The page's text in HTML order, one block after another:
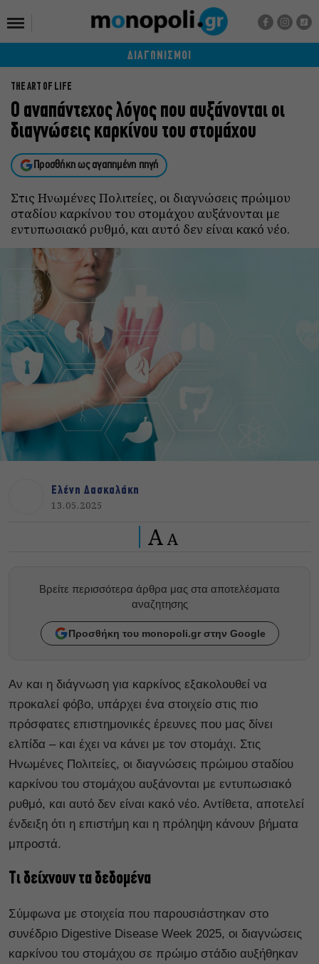
ΔΙΑΓΩΝΙΣΜΟΙ
THE ART OF LIFE
Ο αναπάντεχος λόγος που αυξάνονται οι
διαγνώσεις καρκίνου του στομάχου
Προσθήκη ως αγαπημένη πηγή
Στις Ηνωμένες Πολιτείες, οι διαγνώσεις πρώιμου
σταδίου καρκίνου του στομάχου αυξάνονται με
εντυπωσιακό ρυθμό, και αυτό δεν είναι κακό νέο.
Ελένη Δασκαλάκη
13.05.2025
A A
Βρείτε περισσότερα άρθρα μας στα αποτελέσματα
αναζητησης
Προσθήκη του monopoli.gr στην Google
Αν και η διάγνωση για καρκίνος εξακολουθεί να
προκαλεί φόβο, υπάρχει ένα στοιχείο στις πιο
πρόσφατες επιστημονικές έρευνες που μας δίνει
ελπίδα – και έχει να κάνει με τον στομάχι. Στις
Ηνωμένες Πολιτείες, οι διαγνώσεις πρώιμου σταδίου
καρκίνου του στομάχου αυξάνονται με εντυπωσιακό
ρυθμό, και αυτό δεν είναι κακό νέο. Αντίθετα, αποτελεί
ένδειξη ότι η επιστήμη και η πρόληψη κάνουν βήματα
μπροστά.
Τι δείχνουν τα δεδομένα
Σύμφωνα με στοιχεία που παρουσιάστηκαν στο
συνέδριο Digestive Disease Week 2025, οι διαγνώσεις
καρκίνου του στομάχου σε πρώιμο στάδιο αυξήθηκαν